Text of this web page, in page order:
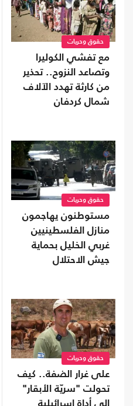
حقوق وحريات
مع تفشي الكوليرا
وتصاعد النزوح.. تحذير
من كارثة تهدد الآلاف
شمال كردفان
حقوق وحريات
مستوطنون يهاجمون
منازل الفلسطينيين
غربي الخليل بحماية
جيش الاحتلال
حقوق وحريات
على غرار الضفة.. كيف
تحولت "سريّة الأبقار"
إلى أداة إسرائيلية